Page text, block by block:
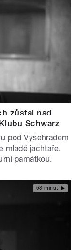
zůstal nad
Schwarz
pod Vyšehradem
mladé jachtaře.
památkou.
58 minut